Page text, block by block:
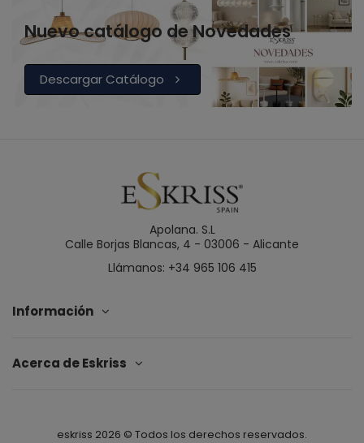
Nuevo catálogo de Novedades
Descargar Catálogo
Apolana. S.L
Calle Borjas Blancas, 4 - 03006 - Alicante
Llámanos: +34 965 106 415
Información
Acerca de Eskriss
eskriss 2026 © Todos los derechos reservados.